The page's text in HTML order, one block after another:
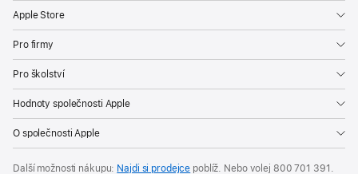
Apple Store
Pro firmy
Pro školství
Hodnoty společnosti Apple
O společnosti Apple
Další možnosti nákupu: Najdi si prodejce poblíž. Nebo volej 800 701 391